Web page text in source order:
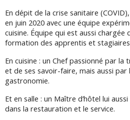
En dépit de la crise sanitaire
en juin 2020 avec une équipe
cuisine. Équipe qui est aussi chargée
formation des apprentis et
En cuisine : un Chef passionné par la
et de ses savoir-faire, mais aussi par
gastronomie.
Et en salle : un Maître d’hôtel lui
dans la restauration et le service.